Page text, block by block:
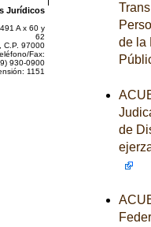
Jurídicos
A x 60 y
62
C.P. 97000
Fax:
930-0900
1151
de la
de